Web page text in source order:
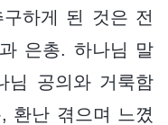
하게 된 것은 전
은총. 하나님 말
님 공의와 거룩함
환난 겪으며 느꼈